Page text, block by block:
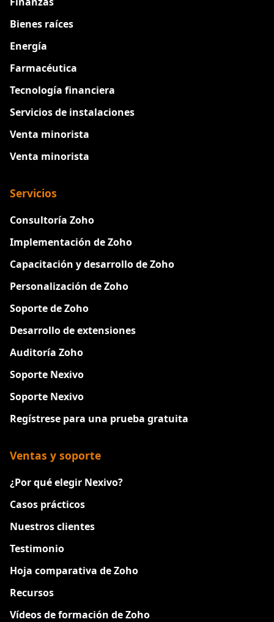
Bienes raíces
Energía
Farmacéutica
Tecnología financiera
Servicios de instalaciones
Venta minorista
Venta minorista
Servicios
Consultoría Zoho
Implementación de Zoho
Capacitación y desarrollo de Zoho
Personalización de Zoho
Soporte de Zoho
Desarrollo de extensiones
Auditoría Zoho
Soporte Nexivo
Soporte Nexivo
Regístrese para una prueba gratuita
Ventas y soporte
¿Por qué elegir Nexivo?
Casos prácticos
Nuestros clientes
Testimonio
Hoja comparativa de Zoho
Recursos
Vídeos de formación de Zoho